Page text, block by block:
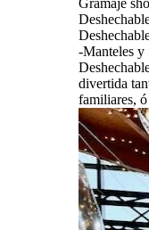
Gramaje
-Manteles y
divertida
familiares,